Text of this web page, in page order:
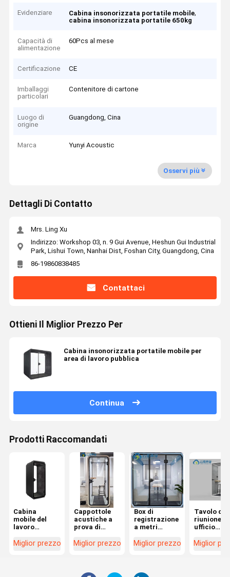
Evidenziare Cabina insonorizzata portatile mobile,
cabina insonorizzata portatile 650kg
Capacità di
alimentazione
60Pcs al mese
Certificazione CE
Imballaggi
particolari
Contenitore di cartone
Luogo di
origine
Guangdong, Cina
Marca Yunyi Acoustic
Osservi più
Dettagli Di Contatto
Mrs. Ling Xu
Indirizzo: Workshop 03, n. 9 Gui Avenue, Heshun Gui Industrial
Park, Lishui Town, Nanhai Dist, Foshan City, Guangdong, Cina
86-19860838485
Contattaci
Ottieni Il Miglior Prezzo Per
Cabina insonorizzata portatile mobile per
area di lavoro pubblica
Continua
Prodotti Raccomandati
Cabina
mobile del
lavoro
persona
Miglior prezzo
Cappottole
acustiche a
prova di
silenziose
Miglior prezzo
Box di
registrazione
a metri
Ammorbidimento
Box
Miglior prezzo
Tavolo di
riunione
ufficio
con
Miglior